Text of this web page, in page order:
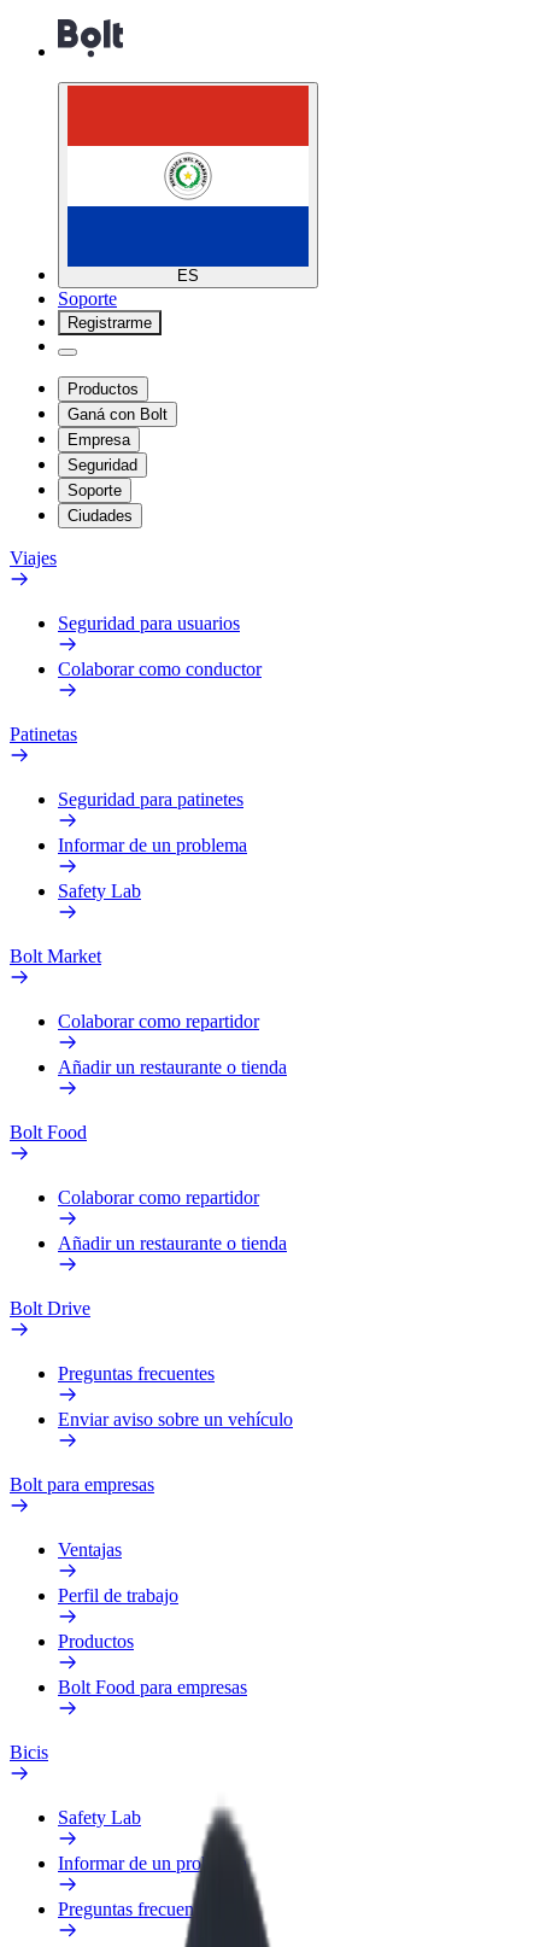
ES
Soporte
Registrarme
Productos
Ganá con Bolt
Empresa
Seguridad
Soporte
Ciudades
Viajes
Seguridad para usuarios
Colaborar como conductor
Patinetas
Seguridad para patinetes
Informar de un problema
Safety Lab
Bolt Market
Colaborar como repartidor
Añadir un restaurante o tienda
Bolt Food
Colaborar como repartidor
Añadir un restaurante o tienda
Bolt Drive
Preguntas frecuentes
Enviar aviso sobre un vehículo
Bolt para empresas
Ventajas
Perfil de trabajo
Productos
Bolt Food para empresas
Bicis
Safety Lab
Informar de un problema
Preguntas frecuentes